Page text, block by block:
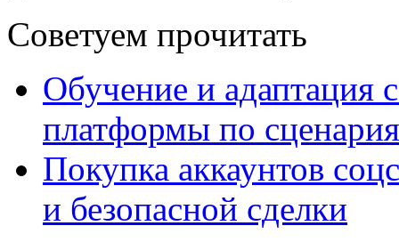
Советуем прочитать
Обучение и адаптация
платформы по
Покупка аккаунтов
и безопасной сделки